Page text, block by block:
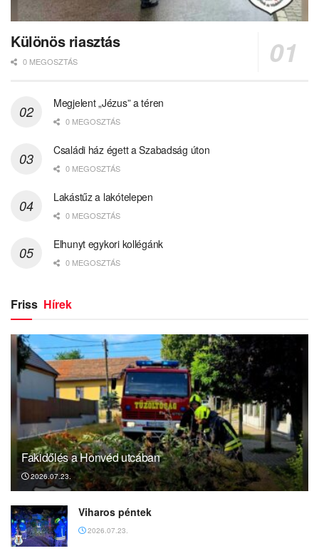
Különös riasztás
0 MEGOSZTÁS
Megjelent „Jézus” a téren
0 MEGOSZTÁS
Családi ház égett a Szabadság úton
0 MEGOSZTÁS
Lakástűz a lakótelepen
0 MEGOSZTÁS
Elhunyt egykori kollégánk
0 MEGOSZTÁS
Friss Hírek
Fakidőlés a Honvéd utcában
2026.07.23.
Viharos péntek
2026.07.23.